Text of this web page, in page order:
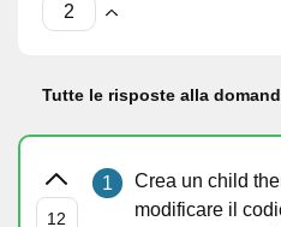
Tutte le risposte alla
Crea un child
modificare il